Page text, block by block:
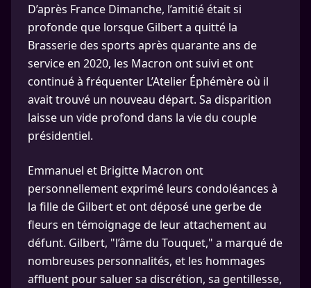
D’après France Dimanche, l’amitié était si
profonde que lorsque Gilbert a quitté la
Brasserie des sports après quarante ans de
service en 2020, les Macron ont suivi et ont
continué à fréquenter L’Atelier Éphémère où il
avait trouvé un nouveau départ. Sa disparition
laisse un vide profond dans la vie du couple
présidentiel.
Emmanuel et Brigitte Macron ont
personnellement exprimé leurs condoléances à
la fille de Gilbert et ont déposé une gerbe de
fleurs en témoignage de leur attachement au
défunt. Gilbert, "l’âme du Touquet," a marqué de
nombreuses personnalités, et les hommages
affluent pour saluer sa discrétion, sa gentillesse,